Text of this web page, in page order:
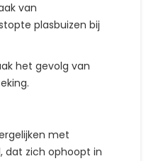
van
plasbuizen bij
het gevolg van
met
dat zich ophoopt in